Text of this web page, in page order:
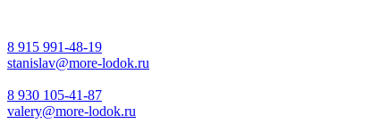
8 915 991-48-19
stanislav@more-lodok.ru
8 930 105-41-87
valery@more-lodok.ru